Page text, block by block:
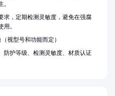
求，定期检测灵敏度，避免在强腐
用。
视型号和功能而定）
防护等级、检测灵敏度、材质认证